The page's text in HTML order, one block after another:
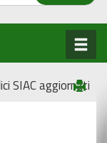
SIAC aggiornati